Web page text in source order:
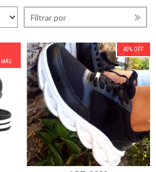
Filtrar por
MÁS
40% OFF